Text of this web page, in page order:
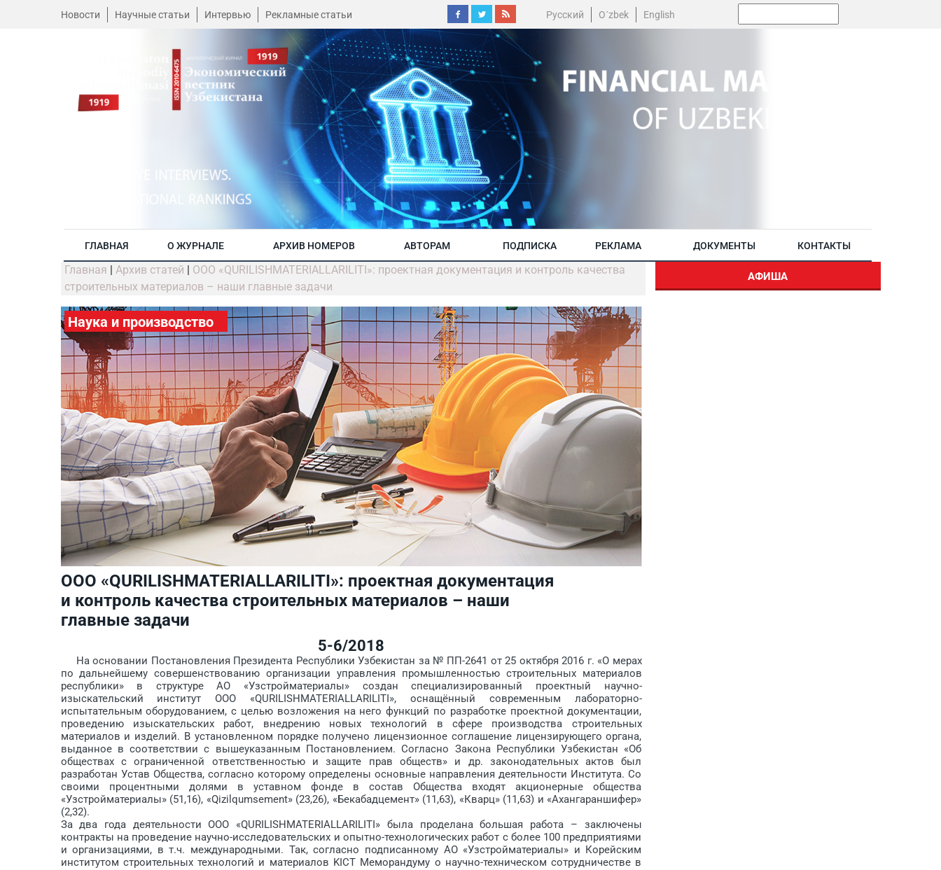
Новости Научные статьи Интервью Рекламные статьи Русский O´zbek English
ГЛАВНАЯ О ЖУРНАЛЕ АРХИВ НОМЕРОВ АВТОРАМ ПОДПИСКА РЕКЛАМА ДОКУМЕНТЫ КОНТАКТЫ
Главная | Архив статей | ООО «QURILISHMATERIALLARILITI»: проектная документация и контроль качества
строительных материалов – наши главные задачи
Наука и производство
ООО «QURILISHMATERIALLARILITI»: проектная документация
и контроль качества строительных материалов – наши
главные задачи
5-6/2018
На основании Постановления Президента Респуб­лики Узбекистан за № ПП-2641 от 25 октября 2016 г. «О мерах
по дальнейшему совершенствованию организации управления промышленностью строительных материалов
республики» в структуре АО «Узстройматериалы» создан специализированный проектный научно-
изыскательский институт ООО «QURI­LISH­MATE­RIAL­LARILITI», оснащённый современным лабораторно-
испытательным оборудованием, с целью возложения на него функций по разработке проектной документации,
проведению изыскательских работ, внедрению новых технологий в сфере производства строительных
материалов и изделий. В установленном порядке получено лицензионное соглашение лицензирующего органа,
выданное в соответствии с вышеуказанным Постановлением. Согласно Закона Республики Узбекистан «Об
обществах с ограниченной ответственностью и защите прав обществ» и др. законодательных актов был
разработан Устав Общества, согласно которому определены основные направления деятельности Института. Со
своими процентными долями в уставном фонде в состав Общества входят акционерные общества
«Узстройматериалы» (51,16), «Qizilqumsement» (23,26), «Бекабадцемент» (11,63), «Кварц» (11,63) и «Ахангараншифер»
(2,32).
За два года деятельности ООО «QURILISH­MATE­RIAL­LARILITI» была проделана большая работа – заключены
контракты на проведение научно-исследовательских и опытно-технологических работ с более 100 предприятиями
и организациями, в т.ч. международными. Так, согласно подписанному АО «Узстройматериалы» и Корейским
институтом строительных технологий и материалов KICT Меморандуму о научно-техническом сотрудничестве в
АФИША